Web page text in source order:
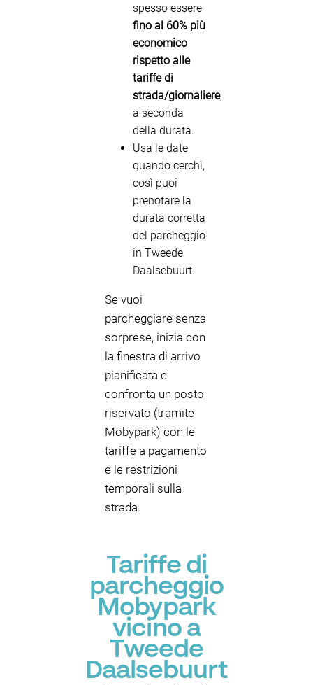
spesso essere
fino al 60% più
economico
rispetto alle
tariffe di
strada/giornaliere,
a seconda
della durata.
Usa le date
quando cerchi,
così puoi
prenotare la
durata corretta
del parcheggio
in Tweede
Daalsebuurt.
Se vuoi
parcheggiare senza
sorprese, inizia con
la finestra di arrivo
pianificata e
confronta un posto
riservato (tramite
Mobypark) con le
tariffe a pagamento
e le restrizioni
temporali sulla
strada.
Tariffe di
parcheggio
Mobypark
vicino a
Tweede
Daalsebuurt